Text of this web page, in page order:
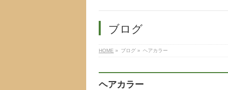
ブログ
HOME » ブログ » ヘアカラー
ヘアカラー